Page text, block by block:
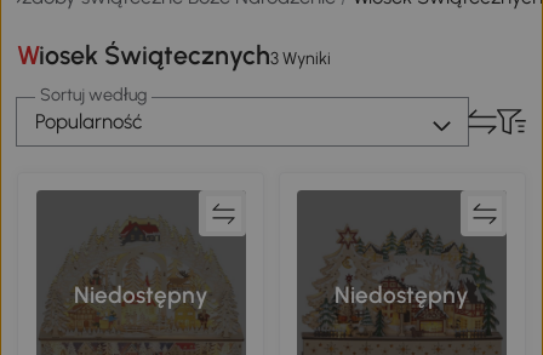
Wiosek Świątecznych3 Wyniki
Sortuj według
Popularność
Niedostępny Niedostępny